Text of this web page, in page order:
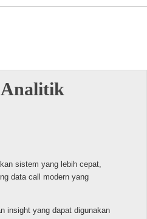
Analitik
sistem yang lebih cepat,
data call modern yang
insight yang dapat digunakan